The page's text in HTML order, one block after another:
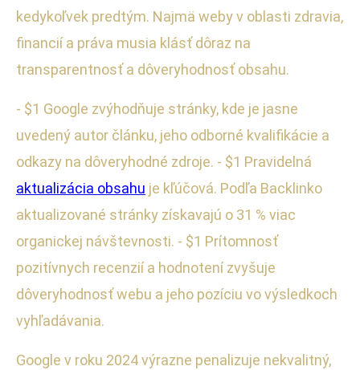
kedykoľvek predtým. Najmä weby v oblasti zdravia,
financií a práva musia klásť dôraz na
transparentnosť a dôveryhodnosť obsahu.
- $1 Google zvýhodňuje stránky, kde je jasne
uvedený autor článku, jeho odborné kvalifikácie a
odkazy na dôveryhodné zdroje. - $1 Pravidelná
aktualizácia obsahu je kľúčová. Podľa Backlinko
aktualizované stránky získavajú o 31 % viac
organickej návštevnosti. - $1 Prítomnosť
pozitívnych recenzií a hodnotení zvyšuje
dôveryhodnosť webu a jeho pozíciu vo výsledkoch
vyhľadávania.
Google v roku 2024 výrazne penalizuje nekvalitný,